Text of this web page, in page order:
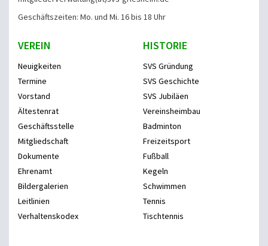
Geschäftszeiten: Mo. und Mi. 16 bis 18 Uhr
VEREIN
Neuigkeiten
Termine
Vorstand
Ältestenrat
Geschäftsstelle
Mitgliedschaft
Dokumente
Ehrenamt
Bildergalerien
Leitlinien
Verhaltenskodex
HISTORIE
SVS Gründung
SVS Geschichte
SVS Jubiläen
Vereinsheimbau
Badminton
Freizeitsport
Fußball
Kegeln
Schwimmen
Tennis
Tischtennis